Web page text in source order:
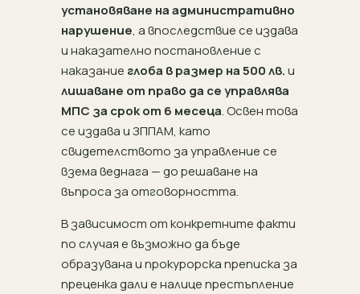
установяване на административно
нарушение, а впоследствие се издава
и наказателно постановление с
наказание глоба в размер на 500 лв.и
лишаване от право да се управлява
МПС за срок от 6 месеца. Освен това
се издава и ЗППАМ, като
свидетелството за управление се
взема веднага — до решаване на
въпроса за отговорността.
В зависимост от конкретните факти
по случая е възможно да бъде
образувана и прокурорска преписка за
преценка дали е налице престъпление